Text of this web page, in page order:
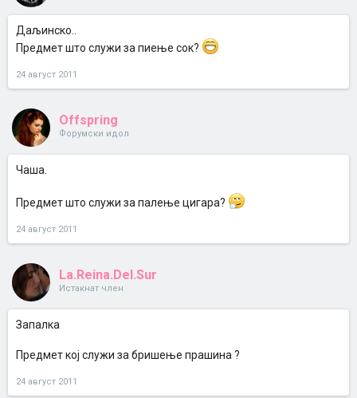
Даљинско..
Предмет што служи за пиење сок?
24 август 2011
Offspring
Форумски идол
Чаша.
Предмет што служи за палење цигара?
24 август 2011
La.Reina.Del.Sur
Истакнат член
Запалка
Предмет кој служи за бришење прашина ?
24 август 2011